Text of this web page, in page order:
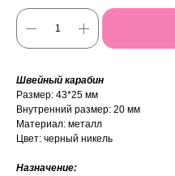
Швейный карабин
Размер: 43*25 мм
Внутренний размер: 20 мм
Материал: металл
Цвет: черный никель
Назначение: